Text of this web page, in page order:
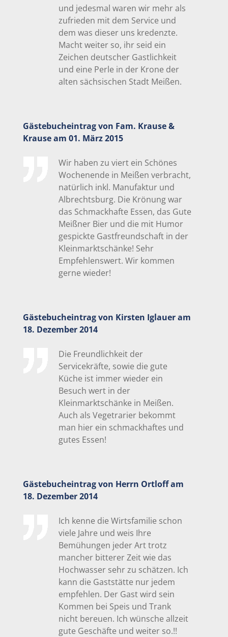
und jedesmal waren wir mehr als
zufrieden mit dem Service und
dem was dieser uns kredenzte.
Macht weiter so, ihr seid ein
Zeichen deutscher Gastlichkeit
und eine Perle in der Krone der
alten sächsischen Stadt Meißen.
Gästebucheintrag von Fam. Krause &
Krause am 01. März 2015
Wir haben zu viert ein Schönes
Wochenende in Meißen verbracht,
natürlich inkl. Manufaktur und
Albrechtsburg. Die Krönung war
das Schmackhafte Essen, das Gute
Meißner Bier und die mit Humor
gespickte Gastfreundschaft in der
Kleinmarktschänke! Sehr
Empfehlenswert. Wir kommen
gerne wieder!
Gästebucheintrag von Kirsten Iglauer am
18. Dezember 2014
Die Freundlichkeit der
Servicekräfte, sowie die gute
Küche ist immer wieder ein
Besuch wert in der
Kleinmarktschänke in Meißen.
Auch als Vegetrarier bekommt
man hier ein schmackhaftes und
gutes Essen!
Gästebucheintrag von Herrn Ortloff am
18. Dezember 2014
Ich kenne die Wirtsfamilie schon
viele Jahre und weis Ihre
Bemühungen jeder Art trotz
mancher bitterer Zeit wie das
Hochwasser sehr zu schätzen. Ich
kann die Gaststätte nur jedem
empfehlen. Der Gast wird sein
Kommen bei Speis und Trank
nicht bereuen. Ich wünsche allzeit
gute Geschäfte und weiter so.!!